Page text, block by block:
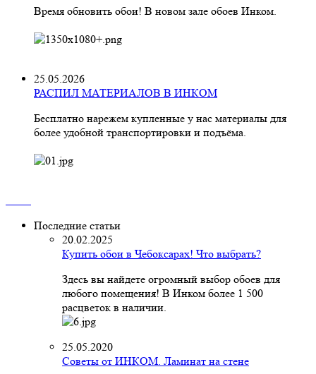
Время обновить обои! В новом зале обоев Инком.
25.05.2026
РАСПИЛ МАТЕРИАЛОВ В ИНКОМ
Бесплатно нарежем купленные у нас материалы для
более удобной транспортировки и подъёма.
Последние статьи
20.02.2025
Купить обои в Чебоксарах! Что выбрать?
Здесь вы найдете огромный выбор обоев для
любого помещения! В Инком более 1 500
расцветок в наличии.
25.05.2020
Советы от ИНКОМ. Ламинат на стене